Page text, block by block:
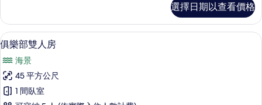
所
有
相
片
房,
非
吸
房
的
詳
情
選擇日期以查看價格
顯
示
俱
樂
部
免費迷你吧物品、客房內保險箱、書
9
俱樂部雙人房
海景
45 平方公尺
1 間臥室